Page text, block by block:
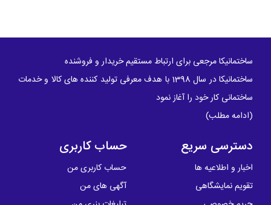
ساختمانیکا مرجعی برای ارتباط مستقیم خریدار و فروشنده
ساختمانیکا در سال 1398 با هدف معرفی تولید کننده های کالا و خدمات
ساختمانی کار خود را آغاز نمود
(ادامه مطلب)
دسترسی سریع
اخبار و اطلاعیه ها
تقویم نمایشگاهی
حساب کاربری
حساب کاربری من
آگهی های من